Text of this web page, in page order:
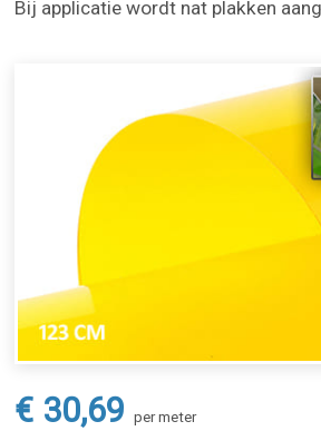
Bij applicatie wordt nat plakken
€ 30,69 per meter